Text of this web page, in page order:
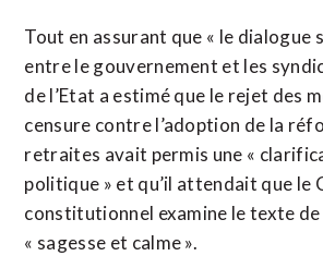
Tout en assurant que « le dialogue
entre le gouvernement et les
de l’Etat a estimé que le rejet des
censure contre l’adoption de la
retraites avait permis une «
politique » et qu’il attendait que le
constitutionnel examine le texte de
« sagesse et calme ».